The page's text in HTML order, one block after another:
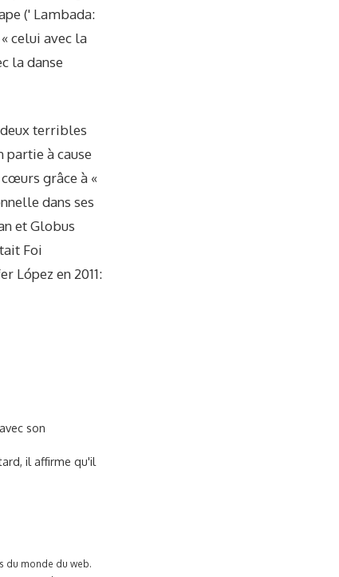
(' Lambada:
celui avec la
la danse
terribles
partie à cause
grâce à «
dans ses
et Globus
Foi
López en 2011:
son
il affirme qu'il
du monde du web.